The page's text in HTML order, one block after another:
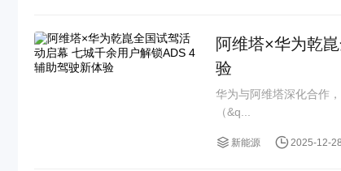
阿维塔×华为乾
验
华为与阿维塔深化合作
（&q...
新能源 2025-12-28